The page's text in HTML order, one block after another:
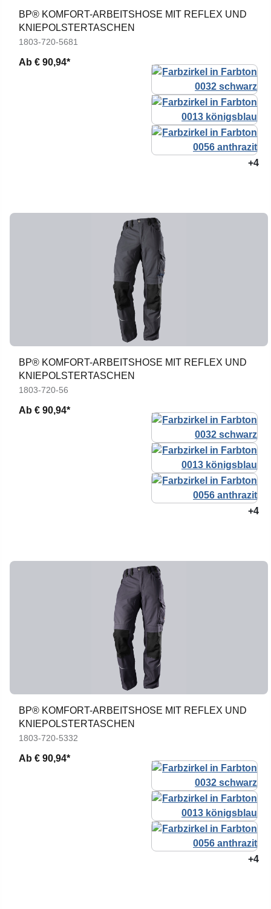
BP® KOMFORT-ARBEITSHOSE MIT REFLEX UND
KNIEPOLSTERTASCHEN
1803-720-5681
Ab € 90,94*
+4
BP® KOMFORT-ARBEITSHOSE MIT REFLEX UND
KNIEPOLSTERTASCHEN
1803-720-56
Ab € 90,94*
+4
BP® KOMFORT-ARBEITSHOSE MIT REFLEX UND
KNIEPOLSTERTASCHEN
1803-720-5332
Ab € 90,94*
+4